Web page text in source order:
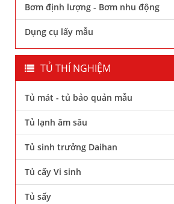
Bơm định lượng - Bơm nhu động
Dụng cụ lấy mẫu
TỦ THÍ NGHIỆM
Tủ mát - tủ bảo quản mẫu
Tủ lạnh âm sâu
Tủ sinh trưởng Daihan
Tủ cấy Vi sinh
Tủ sấy